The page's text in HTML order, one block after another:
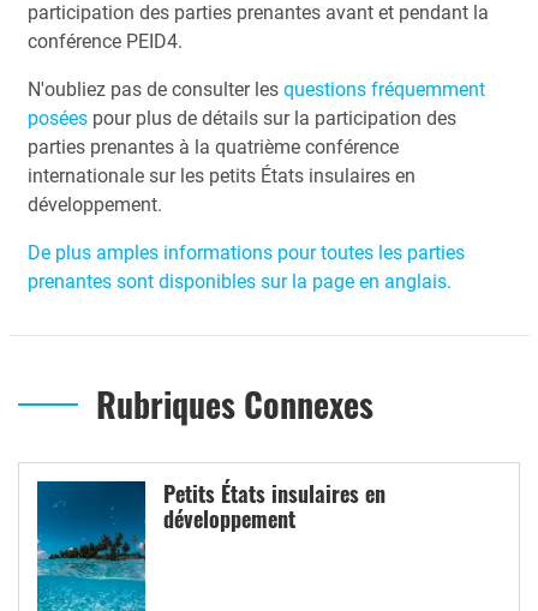
participation des parties prenantes avant et pendant la
conférence PEID4.
N'oubliez pas de consulter les questions fréquemment
poséespour plus de détails sur la participation des
parties prenantes à la quatrième conférence
internationale sur les petits États insulaires en
développement.
De plus amples informations pour toutes les parties
prenantes sont disponibles sur la page en anglais.
Rubriques Connexes
Petits États insulaires en
développement